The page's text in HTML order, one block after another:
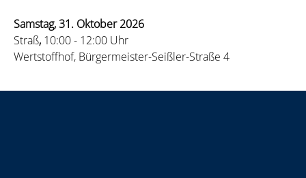
Samstag, 31. Oktober 2026
Straß, 10:00 - 12:00 Uhr
Wertstoffhof, Bürgermeister-Seißler-Straße 4